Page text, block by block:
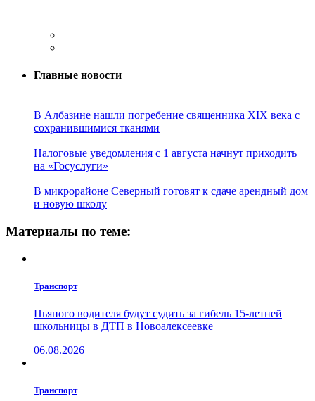
Главные новости
В Албазине нашли погребение священника XIX века с
сохранившимися тканями
Налоговые уведомления с 1 августа начнут приходить
на «Госуслуги»
В микрорайоне Северный готовят к сдаче арендный дом
и новую школу
Материалы по теме:
Транспорт
Пьяного водителя будут судить за гибель 15-летней
школьницы в ДТП в Новоалексеевке
06.08.2026
Транспорт